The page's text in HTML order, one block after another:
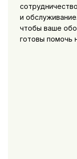
и
чтобы ваше
готовы помочь